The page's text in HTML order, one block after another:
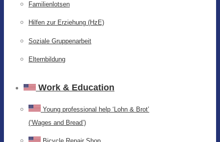
Familienlotsen
Hilfen zur Erziehung (HzE)
Soziale Gruppenarbeit
Elternbildung
Work & Education
Young professional help ‘Lohn & Brot’
(‘Wages and Bread’)